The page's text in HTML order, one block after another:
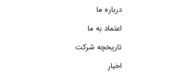
درباره ما
اعتماد به ما
تاریخچه شرکت
اخبار